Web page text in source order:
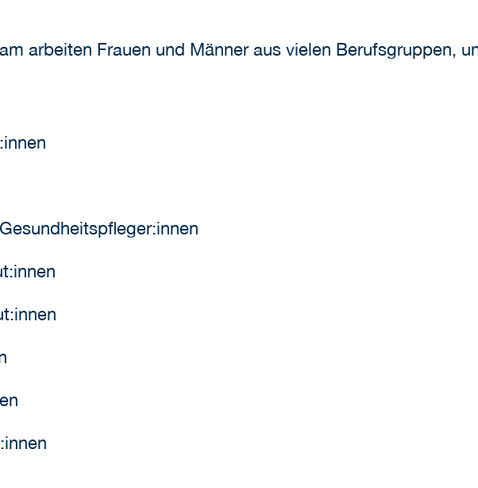
arbeiten Frauen und Männer aus vielen Berufsgruppen,